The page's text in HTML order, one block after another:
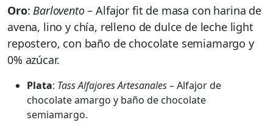
Oro: Barlovento– Alfajor fit de masa con harina de
avena, lino y chía, relleno de dulce de leche light
repostero, con baño de chocolate semiamargo y
0% azúcar.
Plata: Tass Alfajores Artesanales– Alfajor de
chocolate amargo y baño de chocolate
semiamargo.